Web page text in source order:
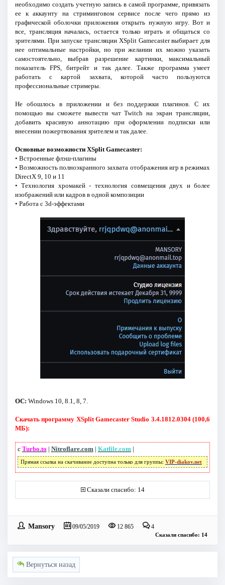
необходимо создать учетную запись в самой программе, привязать
ее к аккаунту на стриминговом сервисе после чего прямо из
графической оболочки приложения открыть нужную игру. Вот и
все, трансляция началась, остается только играть и общаться со
зрителями. При запуске трансляции XSplit Gamecaster выбирает для
нее оптимальные настройки, но при желании их можно указать
самостоятельно, выбрав разрешение картинки, максимальный
показатель FPS, битрейт и так далее. Также программа умеет
работать с картой захвата, которой часто пользуются
профессиональные стримеры.
Не обошлось в приложении и без поддержки плагинов. С их
помощью вы сможете вывести чат Twitch на экран трансляции,
добавить красивую аннотацию при оформлении подписки или
внесении пожертвования зрителем и так далее.
Основные возможности XSplit Gamecaster:
• Встроенные флэш-плагины
• Возможность полноэкранного захвата отображения игр в режимах
DirectX 9, 10 и 11
• Технология хромакей - технология совмещения двух и более
изображений или кадров в одной композиции
• Работа с 3d-эффектами
ОС: Windows 10, 8.1, 8, 7.
Скачать программу XSplit Gamecaster Studio 3.4.1812.0304 (100,6
МБ):
с Turbo.to | Nitroflare.com| Katfile.com|
Прямая ссылка на скачивание доступна только для группы: VIP-diakov.net
Сказали спасибо: 14
Mansory 09/05/2019 12 865 4
Сказали спасибо: 14
Вернуться назад